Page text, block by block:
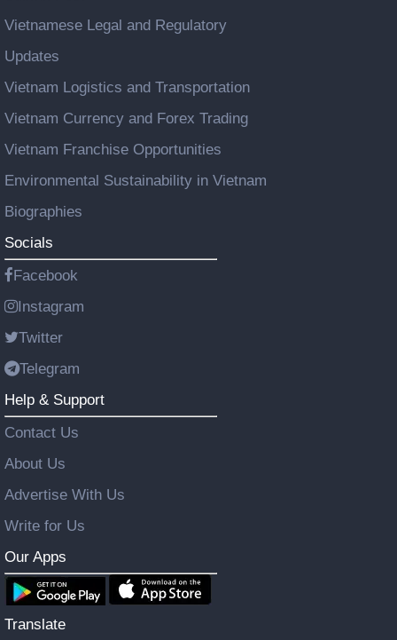
Vietnamese Legal and Regulatory
Updates
Vietnam Logistics and Transportation
Vietnam Currency and Forex Trading
Vietnam Franchise Opportunities
Environmental Sustainability in Vietnam
Biographies
Socials
Facebook
Instagram
Twitter
Telegram
Help & Support
Contact Us
About Us
Advertise With Us
Write for Us
Our Apps
Translate